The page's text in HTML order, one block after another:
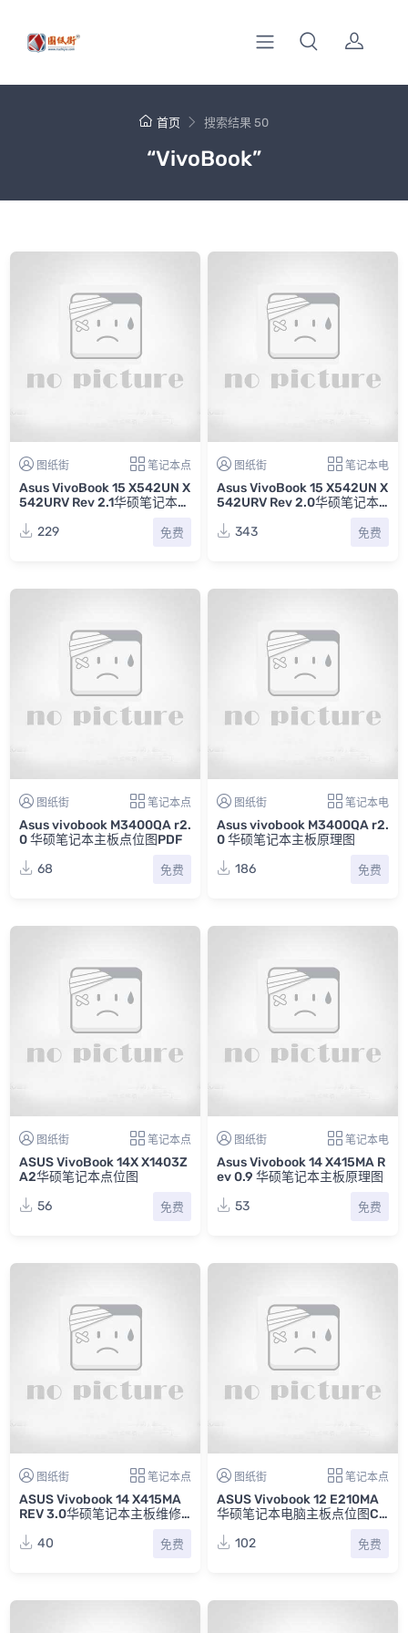
首页 搜索结果 50
“VivoBook”
图纸街 笔记本点
Asus VivoBook 15 X542UN X
542URV Rev 2.1华硕笔记本点
229
免费
图纸街 笔记本电
Asus VivoBook 15 X542UN X
542URV Rev 2.0华硕笔记本
343
免费
图纸街 笔记本点
Asus vivobook M3400QA r2.
0 华硕笔记本主板点位图PDF
68
免费
图纸街 笔记本电
Asus vivobook M3400QA r2.
0 华硕笔记本主板原理图
186
免费
图纸街 笔记本点
ASUS VivoBook 14X X1403Z
A2华硕笔记本点位图
56
免费
图纸街 笔记本电
Asus Vivobook 14 X415MA R
ev 0.9 华硕笔记本主板原理图
53
免费
图纸街 笔记本点
ASUS Vivobook 14 X415MA
REV 3.0华硕笔记本主板维修
40
免费
图纸街 笔记本点
ASUS Vivobook 12 E210MA
华硕笔记本电脑主板点位图CA
102
免费